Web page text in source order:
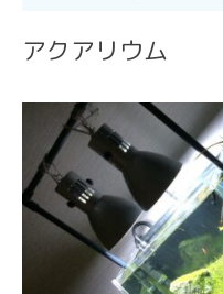
アクアリウム